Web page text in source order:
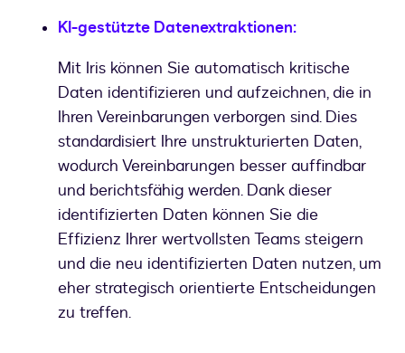
KI-gestützte Datenextraktionen:
Mit Iris können Sie automatisch kritische
Daten identifizieren und aufzeichnen, die in
Ihren Vereinbarungen verborgen sind. Dies
standardisiert Ihre unstrukturierten Daten,
wodurch Vereinbarungen besser auffindbar
und berichtsfähig werden. Dank dieser
identifizierten Daten können Sie die
Effizienz Ihrer wertvollsten Teams steigern
und die neu identifizierten Daten nutzen, um
eher strategisch orientierte Entscheidungen
zu treffen.